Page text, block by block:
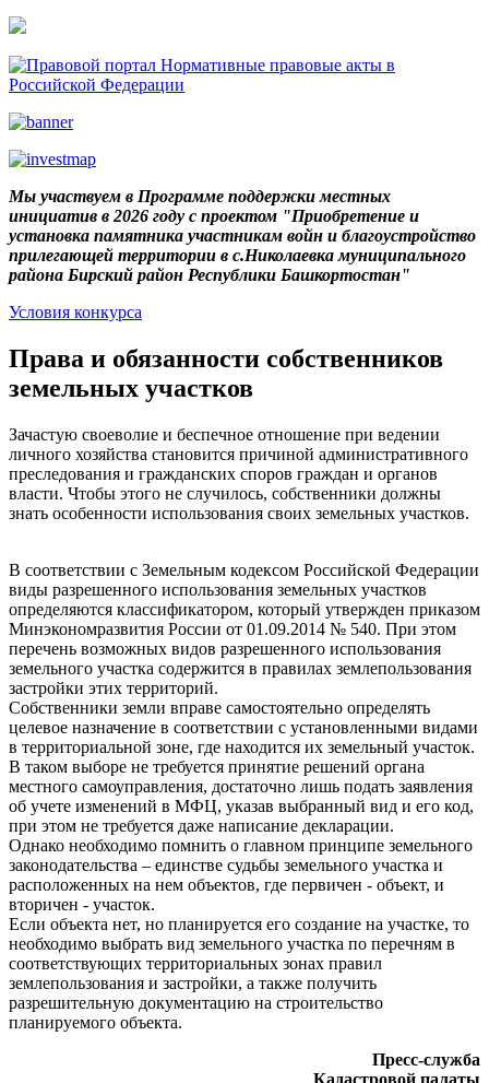
Мы участвуем в Программе поддержки местных
инициатив в 2026 году с проектом "Приобретение и
установка памятника участникам войн и благоустройство
прилегающей территории в с.Николаевка муниципального
района Бирский район Республики Башкортостан"
Условия конкурса
Права и обязанности собственников
земельных участков
Зачастую своеволие и беспечное отношение при ведении
личного хозяйства становится причиной административного
преследования и гражданских споров граждан и органов
власти. Чтобы этого не случилось, собственники должны
знать особенности использования своих земельных участков.
В соответствии с Земельным кодексом Российской Федерации
виды разрешенного использования земельных участков
определяются классификатором, который утвержден приказом
Минэкономразвития России от 01.09.2014 № 540. При этом
перечень возможных видов разрешенного использования
земельного участка содержится в правилах землепользования
застройки этих территорий.
Собственники земли вправе самостоятельно определять
целевое назначение в соответствии с установленными видами
в территориальной зоне, где находится их земельный участок.
В таком выборе не требуется принятие решений органа
местного самоуправления, достаточно лишь подать заявления
об учете изменений в МФЦ, указав выбранный вид и его код,
при этом не требуется даже написание декларации.
Однако необходимо помнить о главном принципе земельного
законодательства – единстве судьбы земельного участка и
расположенных на нем объектов, где первичен - объект, и
вторичен - участок.
Если объекта нет, но планируется его создание на участке, то
необходимо выбрать вид земельного участка по перечням в
соответствующих территориальных зонах правил
землепользования и застройки, а также получить
разрешительную документацию на строительство
планируемого объекта.
Пресс-служба